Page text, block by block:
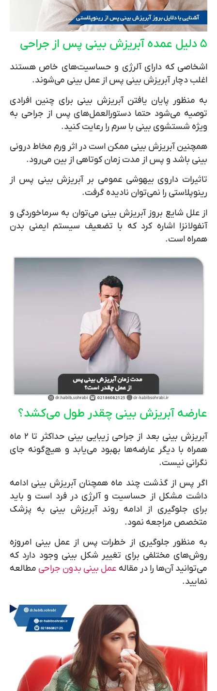
۵ دلیل عمده آبریزش بینی پس از جراحی
اشخاصی که دارای آلرژی و حساسیت‌های خاص هستند
اغلب دچار آبریزش بینی پس از عمل بینی می‌شوند.
به منظور پایان یافتن آبریزش بینی برای چنین افرادی
توصیه‌ می‌شود حتما دستورالعمل‌های پس از جراحی به
ویژه شستشوی بینی با سرم را رعایت کنید.
همچنین آبریزش بینی ممکن است در اثر ورم مخاط درونی
بینی باشد و پس از مدت زمان کوتاهی از بین می‌رود.
تاثیرات داروی بیهوشی عمومی بر آبریزش بینی پس از
رینوپلاستی را نمی‌توان نادیده گرفت.
از علل شایع بروز آبریزش بینی می‌توان به سرماخوردگی و
آنفولانزا اشاره کرد که با تضعیف سیستم ایمنی بدن
همراه است.
عارضه آبریزش بینی چقدر طول می‌کشد؟
آبریزش بینی بعد از جراحی زیبایی بینی حداکثر تا ۲ ماه
همراه با دیگر عارضه‌ها بهبود می‌یابد و هیچ‌گونه جای
نگرانی نیست.
اگر پس از گذشت چند ماه همچنان آبریزش بینی ادامه
داشت مشکل از حساسیت و آلرژی در فرد است و باید
برای جلوگیری از ادامه روند آبریزش بینی به پزشک
متخصص مراجعه نمود.
به منظور جلوگیری از خطرات پس از عمل بینی امروزه
روش‌های مختلفی برای تغییر شکل بینی وجود دارد که
می‌توانید آن‌ها را در مقاله عمل بینی بدون جراحی مطالعه
نمایید.